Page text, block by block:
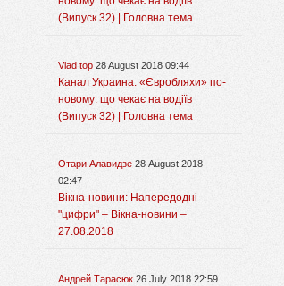
(Випуск 32) | Головна тема
Vlad top 28 August 2018 09:44
Канал Украина: «Євробляхи» по-
новому: що чекає на водіїв
(Випуск 32) | Головна тема
Отари Алавидзе 28 August 2018
02:47
Вікна-новини: Напередодні
"цифри" – Вікна-новини –
27.08.2018
Андрей Тарасюк 26 July 2018 22:59